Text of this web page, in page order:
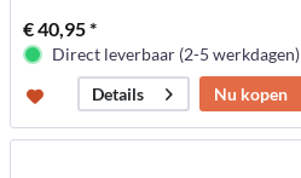
€ 40,95 *
Direct leverbaar (2-5 werkdagen)
Details
Nu kopen